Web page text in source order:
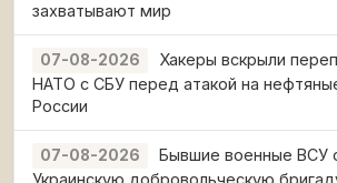
захватывают мир
07-08-2026
Хакеры вскрыли
НАТО с СБУ перед атакой на
России
07-08-2026
Бывшие военные ВСУ